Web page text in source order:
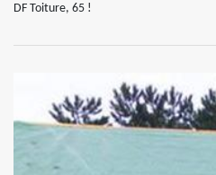
DF Toiture, 65 !